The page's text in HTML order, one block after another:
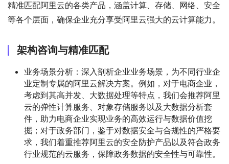
精准匹配阿里云的各类产品，涵盖计算、存储、网络、安全
等各个层面，确保企业充分享受阿里云强大的云计算能力。
架构咨询与精准匹配
业务场景分析：深入剖析企业业务场景，为不同行业企
业定制专属的阿里云解决方案。例如，对于电商企业，
考虑到其高并发、大数据处理等特点，我们会推荐阿里
云的弹性计算服务、对象存储服务以及大数据分析套
件，助力电商企业实现业务的高效运行与数据价值挖
掘；对于政务部门，鉴于对数据安全与合规性的严格要
求，我们着重推荐阿里云的安全防护产品以及符合政务
行业规范的云服务，保障政务数据的安全性与可靠性。